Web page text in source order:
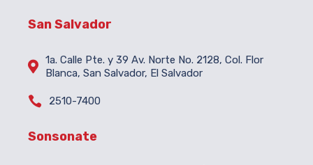
San Salvador
 1a. Calle Pte. y 39 Av. Norte No. 2128, Col. Flor
Blanca, San Salvador, El Salvador
 2510-7400
Sonsonate